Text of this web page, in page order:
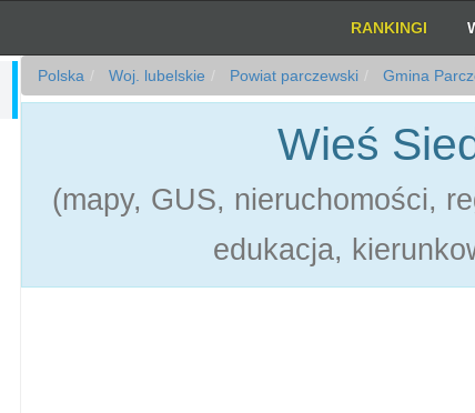
RANKINGI
Polska Woj. lubelskie Powiat parczewski Gmina
Wieś
(mapy, GUS, nieruchomości,
edukacja,